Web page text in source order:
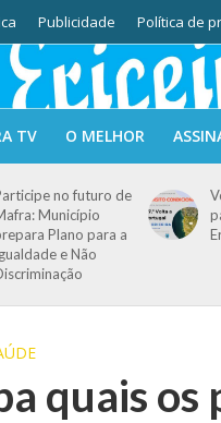
Publicidade Política de
TV O MELHOR
no futuro de
Município
Plano para a
e Não
quais